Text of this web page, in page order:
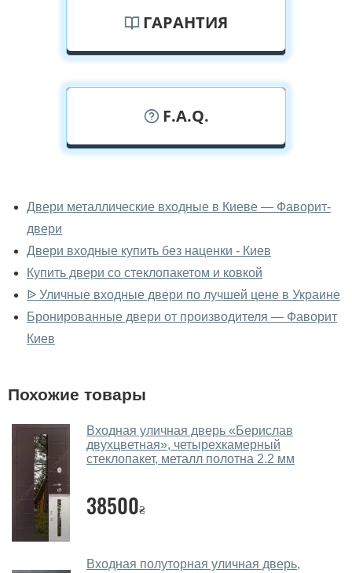
ГАРАНТИЯ
F.A.Q.
ковкой вживую?
Да, можно посмотреть двери с ковкой в нашем
фирменном салоне-магазине.
У вас большой магазин?
Да, у нас большой выбор межкомнатных и входных
Да. Мы консультируем покупателей
через мессенджеры, онлайн чат или непосредственно
в нашем салоне-магазине.
Какие двери с ковкой посоветуете?
Наши рекомендации зависят от необходимых
параметров, Вашего бюджета и других факторов.
Подбор дверей со стеклопакетом и ковкой ведется
индивидуально для каждого посетителя.
Двери металлические входные в Киеве — Фаворит-
двери
Двери входные купить без наценки - Киев
Купить двери со стеклопакетом и ковкой
ᐉ Уличные входные двери по лучшей цене в Украине
Бронированные двери от производителя — Фаворит
Киев
Похожие товары
Входная уличная дверь «Берислав
двухцветная», четырехкамерный
стеклопакет, металл полотна 2.2 мм
38500₴
Входная полуторная уличная дверь,